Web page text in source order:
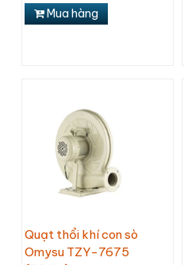
Mua hàng
Quạt thổi khí con sò
Omysu TZY-7675